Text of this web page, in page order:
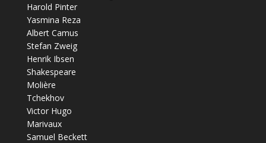
Harold Pinter
Yasmina Reza
Albert Camus
Stefan Zweig
Henrik Ibsen
Shakespeare
Molière
Tchekhov
Victor Hugo
Marivaux
Samuel Beckett